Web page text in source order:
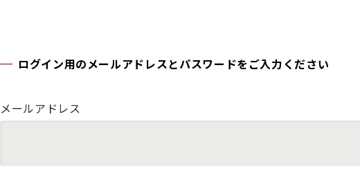
ログイン用のメールアドレスとパスワードをご入力ください
メールアドレス